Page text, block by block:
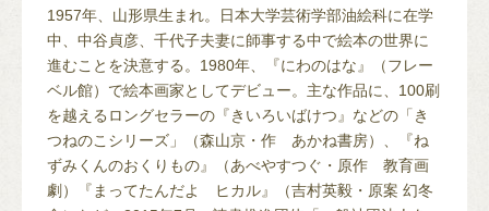
1957年、山形県生まれ。日本大学芸術学部油絵科に在学
中、中谷貞彦、千代子夫妻に師事する中で絵本の世界に
進むことを決意する。1980年、『にわのはな』（フレー
ベル館）で絵本画家としてデビュー。主な作品に、100刷
を越えるロングセラーの『きいろいばけつ』などの「き
つねのこシリーズ」（森山京・作 あかね書房）、『ね
ずみくんのおくりもの』（あべやすつぐ・原作 教育画
劇）『まってたんだよ ヒカル』（吉村英毅・原案 幻冬